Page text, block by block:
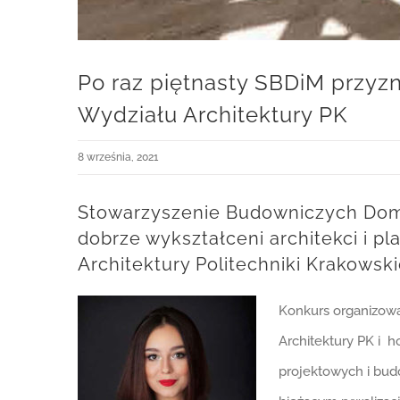
Po raz piętnasty SBDiM
Wydziału Architektury PK
8 września, 2021
Stowarzyszenie Budowniczych
dobrze wykształceni architekci i
Architektury Politechniki
Konkurs
Architektury PK i
projektowych i